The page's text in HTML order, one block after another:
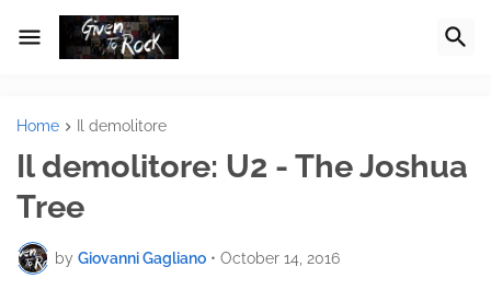
Home Il demolitore
Il demolitore: U2 - The Joshua
Tree
by Giovanni Gagliano • October 14, 2016